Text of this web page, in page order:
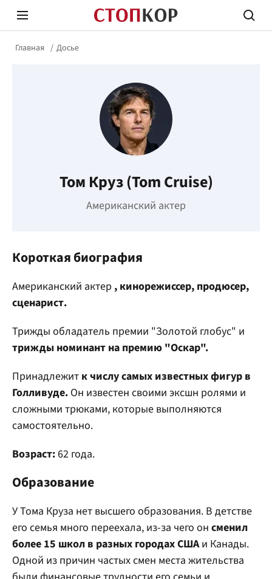
Стоп Политической Коррупции
Главная Досье
Том Круз (Tom Cruise)
Американский актер
Короткая биография
Американский актер , кинорежиссер, продюсер,
сценарист.
Трижды обладатель премии "Золотой глобус" и
трижды номинант на премию "Оскар".
Принадлежит к числу самых известных фигур в
Голливуде. Он известен своими эксшн ролями и
сложными трюками, которые выполняются
самостоятельно.
Возраст:62 года.
Образование
У Тома Круза нет высшего образования. В детстве
его семья много переехала, из-за чего он сменил
более 15 школ в разных городах СШАи Канады.
Одной из причин частых смен места жительства